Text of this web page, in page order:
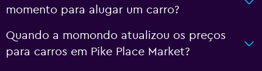
momento para alugar um carro?
Quando a momondo atualizou os preços
para carros em Pike Place Market?